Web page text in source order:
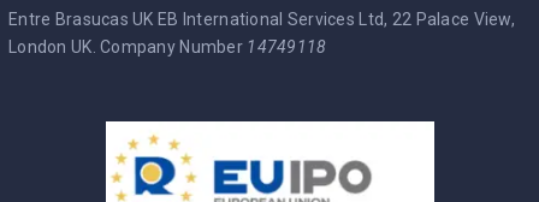
Entre Brasucas UK EB International Services Ltd, 22 Palace View,
London UK. Company Number 14749118